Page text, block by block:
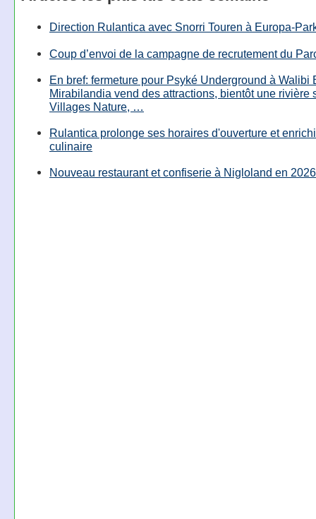
Direction Rulantica avec Snorri Touren à Europa-
Coup d’envoi de la campagne de recrutement du
En bref: fermeture pour Psyké Underground à Walibi
Mirabilandia vend des attractions, bientôt une rivière
Villages Nature, …
Rulantica prolonge ses horaires d'ouverture et
culinaire
Nouveau restaurant et confiserie à Nigloland en 2026